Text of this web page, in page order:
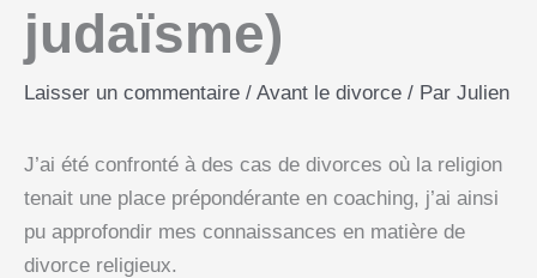
judaïsme)
Laisser un commentaire / Avant le divorce / Par Julien
J’ai été confronté à des cas de divorces où la religion
tenait une place prépondérante en coaching, j’ai ainsi
pu approfondir mes connaissances en matière de
divorce religieux.